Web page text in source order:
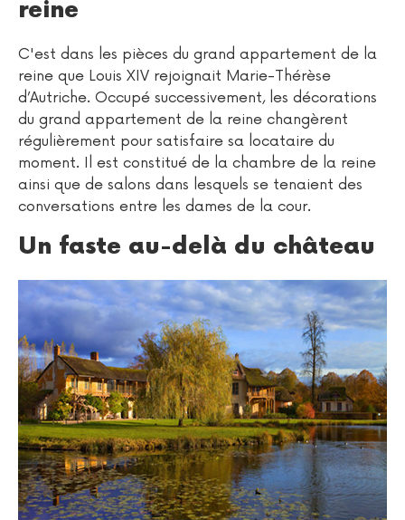
reine
C'est dans les pièces du grand appartement de la
reine que Louis XIV rejoignait Marie-Thérèse
d’Autriche. Occupé successivement, les décorations
du grand appartement de la reine changèrent
régulièrement pour satisfaire sa locataire du
moment. Il est constitué de la chambre de la reine
ainsi que de salons dans lesquels se tenaient des
conversations entre les dames de la cour.
Un faste au-delà du château